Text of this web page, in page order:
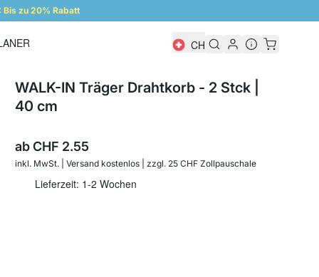
Bis zu 20% Rabatt
CH
WALK-IN Träger Drahtkorb - 2 Stck |
40 cm
abCHF 2.55
inkl. MwSt. | Versand kostenlos | zzgl. 25 CHF Zollpauschale
Lieferzeit: 1-2 Wochen